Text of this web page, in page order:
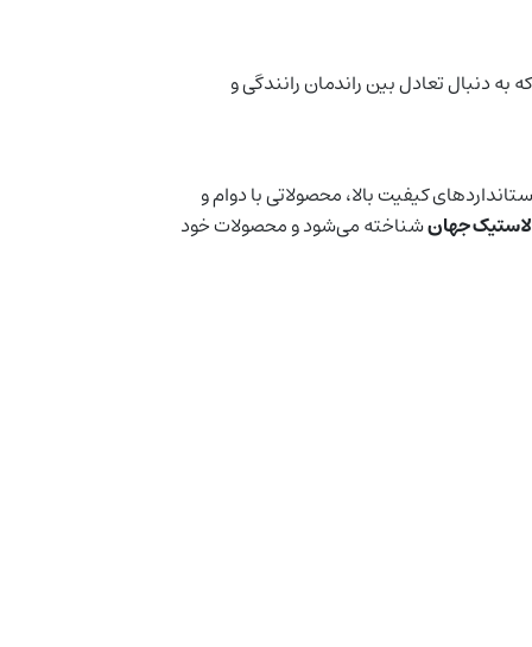
دنبال تعادل بین راندمان رانندگی و
کیفیت بالا، محصولاتی با دوام و
شناخته می‌شود و محصولات خود